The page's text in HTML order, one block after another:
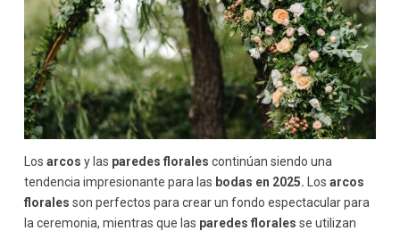
Los arcos y las paredes florales continúan siendo una
tendencia impresionante para las bodas en 2025. Los arcos
florales son perfectos para crear un fondo espectacular para
la ceremonia, mientras que las paredes florales se utilizan